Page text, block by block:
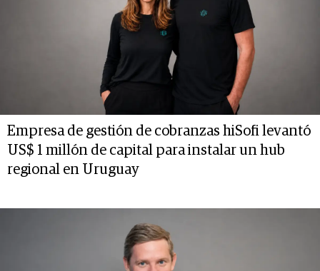
Empresa de gestión de cobranzas hiSofi levantó
US$ 1 millón de capital para instalar un hub
regional en Uruguay